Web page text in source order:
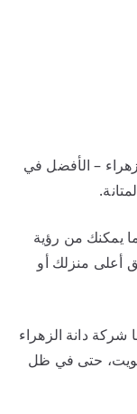
– الأفضل في
ما يمكنك من رؤية
أعلى منزلك أو
شركة دانة الزهراء
حتى في ظل